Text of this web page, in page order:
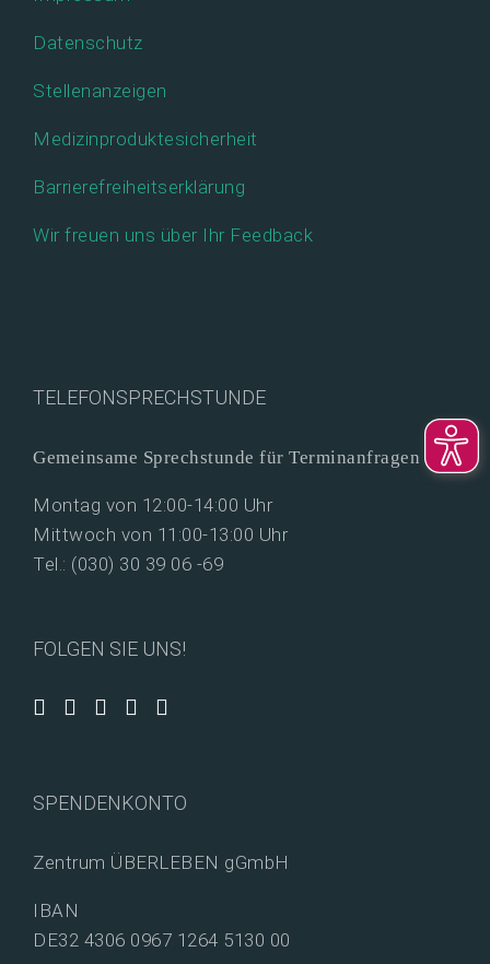
Datenschutz
Stellenanzeigen
Medizinproduktesicherheit
Barrierefreiheitserklärung
Wir freuen uns über Ihr Feedback
TELEFONSPRECHSTUNDE
Gemeinsame Sprechstunde für Terminanfragen
Montag von 12:00-14:00 Uhr
Mittwoch von 11:00-13:00 Uhr
Tel.: (030) 30 39 06 -69
FOLGEN SIE UNS!
SPENDENKONTO
Zentrum ÜBERLEBEN gGmbH
IBAN
DE32 4306 0967 1264 5130 00